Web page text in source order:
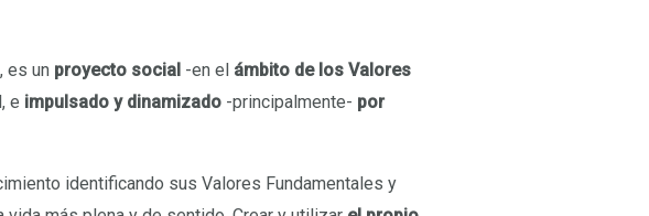
es un proyecto social -en el ámbito de los Valores
e impulsado y dinamizado-principalmente- por
identificando sus Valores Fundamentales y